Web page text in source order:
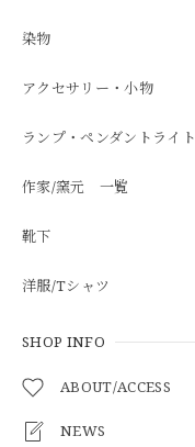
染物
アクセサリー・小物
ランプ・ペンダントライト
作家/窯元 一覧
靴下
洋服/Tシャツ
SHOP INFO
ABOUT/ACCESS
NEWS